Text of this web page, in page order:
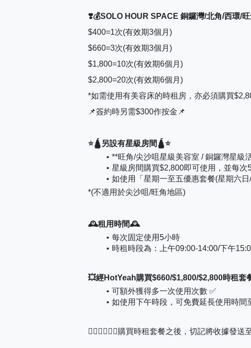
❣️💰SOLO HOUR SPACE 銅鑼灣/北角/西環/
$400=1次(有效期3個月)
$660=3次(有效期3個月)
$1,800=10次(有效期6個月)
$2,800=20次(有效期6個月)
*如需使用有美容床的時租房，亦必須購買
📌簽約時另需$300作按金📌
⭐🛕另設有星級房間🛕⭐
**旺角/尖沙咀星級美容室 / 銅鑼灣星級
星級房間購買$2,800即可使用，並每
如使用「星期一至五優惠套餐(星期六
*(不適用於尖沙咀/旺角地區)
🕰️租用時間🕰️
每次固定使用5小時
時租時段為：上午09:00-14:00/下午
💥經HotYeah購買$660/$1,800/$2,800時租套
可額外獲得多一次使用次數 ✅
如使用下午時段，可免費延長使用時間
💁🏻‍♀️💁🏻‍♂️購買時租套餐之後，切記將收據發送至